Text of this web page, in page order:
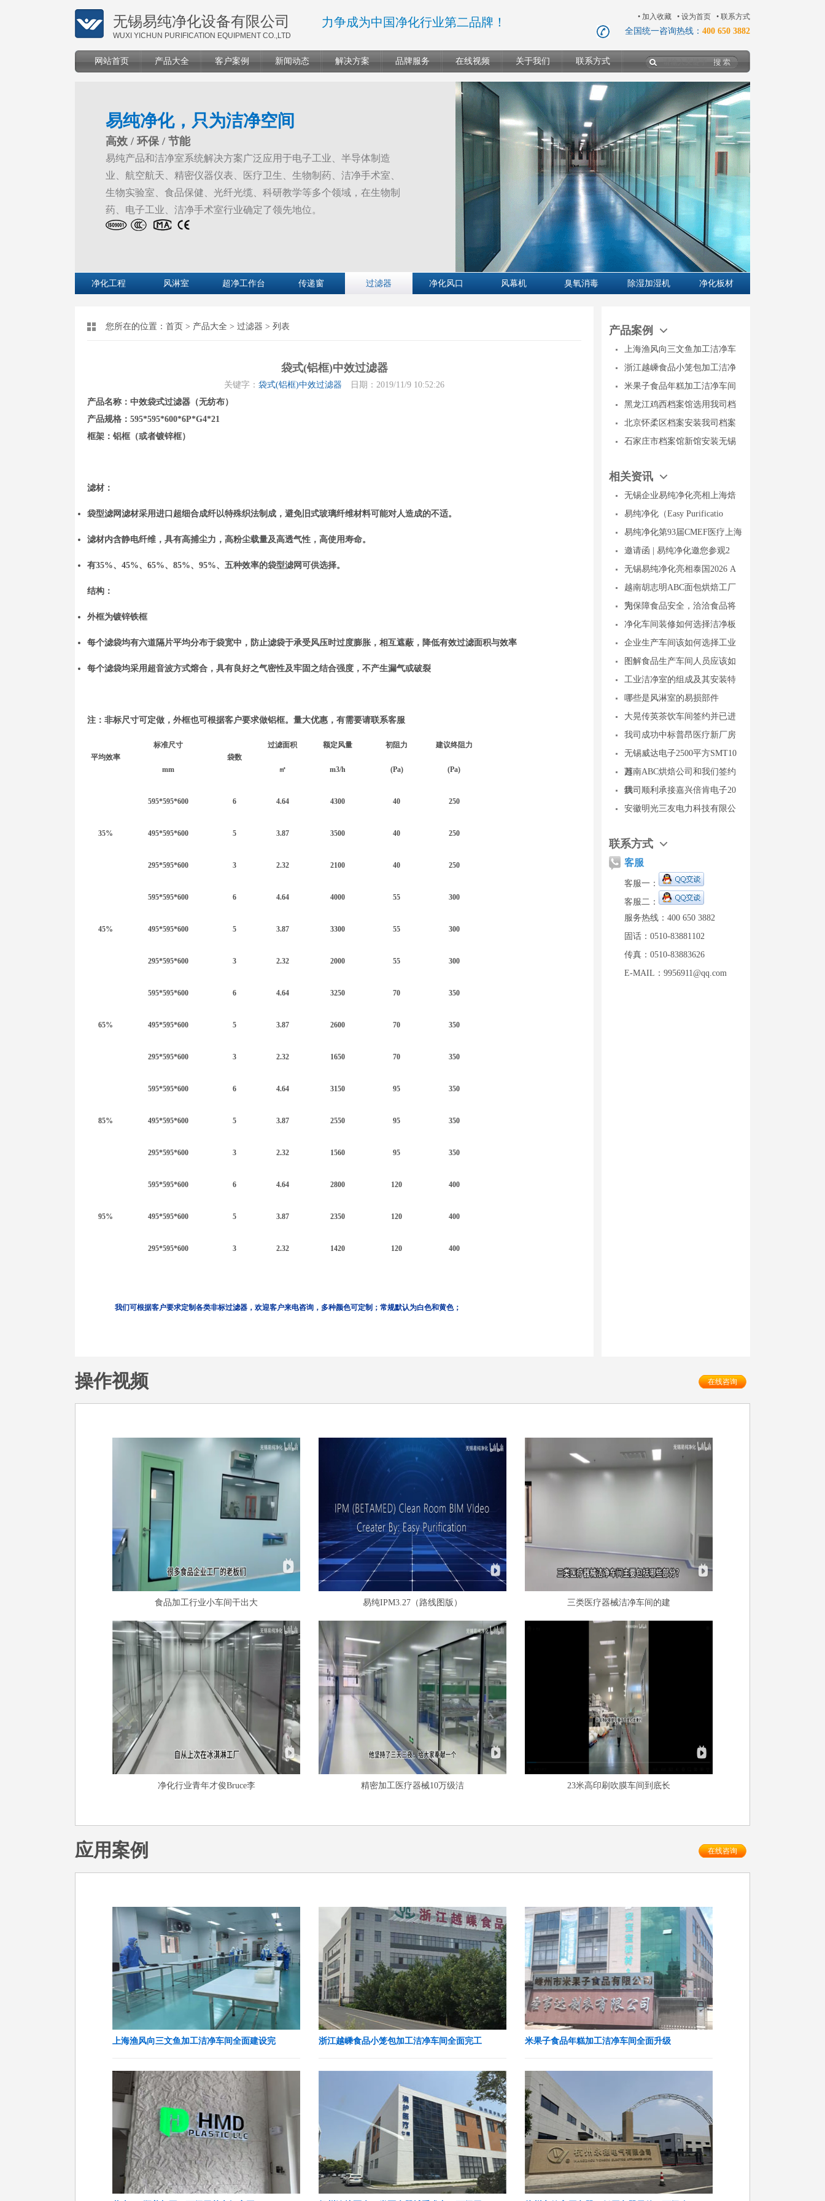
无锡易纯净化设备有限公司
WUXI YICHUN PURIFICATION EQUIPMENT CO.,LTD
力争成为中国净化行业第二品牌！ • 加入收藏 • 设为首页 • 联系方式
全国统一咨询热线： 400 650 3882
网站首页 产品大全 客户案例 新闻动态 解决方案 品牌服务 在线视频 关于我们 联系方式
易纯净化，只为洁净空间
高效 / 环保 / 节能
易纯产品和洁净室系统解决方案广泛应用于电子工业、半导体制造
业、航空航天、精密仪器仪表、医疗卫生、生物制药、洁净手术室、
生物实验室、食品保健、光纤光缆、科研教学等多个领域，在生物制
药、电子工业、洁净手术室行业确定了领先地位。
净化工程 风淋室 超净工作台 传递窗 过滤器 净化风口 风幕机 臭氧消毒 除湿加湿机 净化板材
您所在的位置： 首页 > 产品大全 > 过滤器 > 列表
袋式(铝框)中效过滤器
关键字： 袋式(铝框)中效过滤器 日期：2019/11/9 10:52:26
产品名称：中效袋式过滤器（无纺布）
产品规格：595*595*600*6P*G4*21
框架：铝框（或者镀锌框）
滤材：
袋型滤网滤材采用进口超细合成纤以特殊织法制成，避免旧式玻璃纤维材料可能对人造成的不适。
滤材内含静电纤维，具有高捕尘力，高粉尘载量及高透气性，高使用寿命。
有35%、45%、65%、85%、95%、五种效率的袋型滤网可供选择。
结构：
外框为镀锌铁框
每个滤袋均有六道隔片平均分布于袋宽中，防止滤袋于承受风压时过度膨胀，相互遮蔽，降低有效过滤面积与效率
每个滤袋均采用超音波方式熔合，具有良好之气密性及牢固之结合强度，不产生漏气或破裂
注：非标尺寸可定做，外框也可根据客户要求做铝框。量大优惠，有需要请联系客服
平均效率
标准尺寸
mm
袋数
过滤面积
㎡
额定风量
m3/h
初阻力
(Pa)
建议终阻力
(Pa)
35%
595*595*600 6 4.64 4300 40 250
495*595*600 5 3.87 3500 40 250
295*595*600 3 2.32 2100 40 250
45%
595*595*600 6 4.64 4000 55 300
495*595*600 5 3.87 3300 55 300
295*595*600 3 2.32 2000 55 300
65%
595*595*600 6 4.64 3250 70 350
495*595*600 5 3.87 2600 70 350
295*595*600 3 2.32 1650 70 350
85%
595*595*600 6 4.64 3150 95 350
495*595*600 5 3.87 2550 95 350
295*595*600 3 2.32 1560 95 350
95%
595*595*600 6 4.64 2800 120 400
495*595*600 5 3.87 2350 120 400
295*595*600 3 2.32 1420 120 400
我们可根据客户要求定制各类非标过滤器，欢迎客户来电咨询，多种颜色可定制；常规默认为白色和黄色；
产品案例
上海渔风向三文鱼加工洁净车
浙江越嵊食品小笼包加工洁净
米果子食品年糕加工洁净车间
黑龙江鸡西档案馆选用我司档
北京怀柔区档案安装我司档案
石家庄市档案馆新馆安装无锡
相关资讯
无锡企业易纯净化亮相上海焙
易纯净化（Easy Purificatio
易纯净化第93届CMEF医疗上海
邀请函 | 易纯净化邀您参观2
无锡易纯净化亮相泰国2026 A
越南胡志明ABC面包烘焙工厂
完
为保障食品安全，洽洽食品将
净化车间装修如何选择洁净板
企业生产车间该如何选择工业
图解食品生产车间人员应该如
工业洁净室的组成及其安装特
哪些是风淋室的易损部件
大晃传英茶饮车间签约并已进
我司成功中标普昂医疗新厂房
无锡威达电子2500平方SMT10
万
越南ABC烘焙公司和我们签约
烘
我司顺利承接嘉兴倍肯电子20
安徽明光三友电力科技有限公
联系方式
客服
客服一：
客服二：
服务热线：400 650 3882
固话：0510-83881102
传真：0510-83883626
E-MAIL：9956911@qq.com
操作视频 在线咨询
食品加工行业小车间干出大 易纯IPM3.27（路线图版） 三类医疗器械洁净车间的建
净化行业青年才俊Bruce李 精密加工医疗器械10万级洁 23米高印刷吹膜车间到底长
应用案例 在线咨询
上海渔风向三文鱼加工洁净车间全面建设完 浙江越嵊食品小笼包加工洁净车间全面完工 米果子食品年糕加工洁净车间全面升级